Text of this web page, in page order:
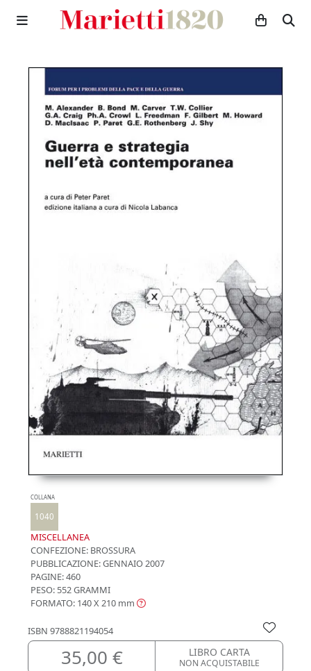
COLLANA
1040
MISCELLANEA
CONFEZIONE: BROSSURA
PUBBLICAZIONE:GENNAIO 2007
PAGINE: 460
PESO: 552 GRAMMI
FORMATO: 140 X 210 mm
ISBN 9788821194054
35,00 € LIBRO CARTA
NON ACQUISTABILE